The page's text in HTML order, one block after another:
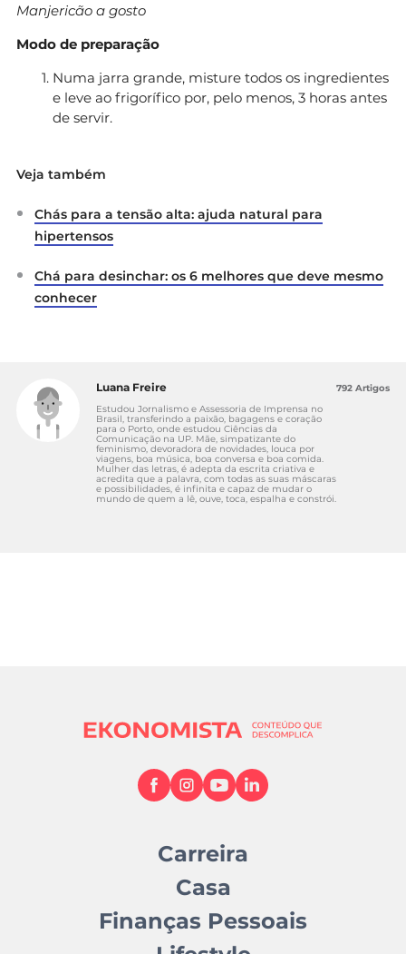
Manjericão a gosto
Modo de preparação
Numa jarra grande, misture todos os ingredientes
e leve ao frigorífico por, pelo menos, 3 horas antes
de servir.
Veja também
Chás para a tensão alta: ajuda natural para
hipertensos
Chá para desinchar: os 6 melhores que deve mesmo
conhecer
Luana Freire
Estudou Jornalismo e Assessoria de Imprensa no
Brasil, transferindo a paixão, bagagens e coração
para o Porto, onde estudou Ciências da
Comunicação na UP. Mãe, simpatizante do
feminismo, devoradora de novidades, louca por
viagens, boa música, boa conversa e boa comida.
Mulher das letras, é adepta da escrita criativa e
acredita que a palavra, com todas as suas máscaras
e possibilidades, é infinita e capaz de mudar o
mundo de quem a lê, ouve, toca, espalha e constrói.
792 Artigos
Carreira
Casa
Finanças Pessoais